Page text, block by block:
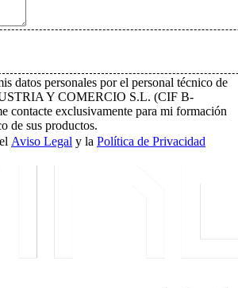
datos personales por el personal técnico de
Y COMERCIO S.L. (CIF B-
contacte exclusivamente para mi formación
de sus productos.
Aviso Legal y la Política de Privacidad